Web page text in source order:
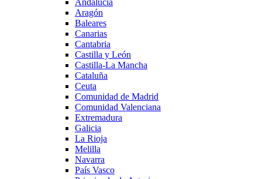
Aragón
Baleares
Canarias
Cantabria
Castilla y León
Castilla-La Mancha
Cataluña
Ceuta
Comunidad de Madrid
Comunidad Valenciana
Extremadura
Galicia
La Rioja
Melilla
Navarra
País Vasco